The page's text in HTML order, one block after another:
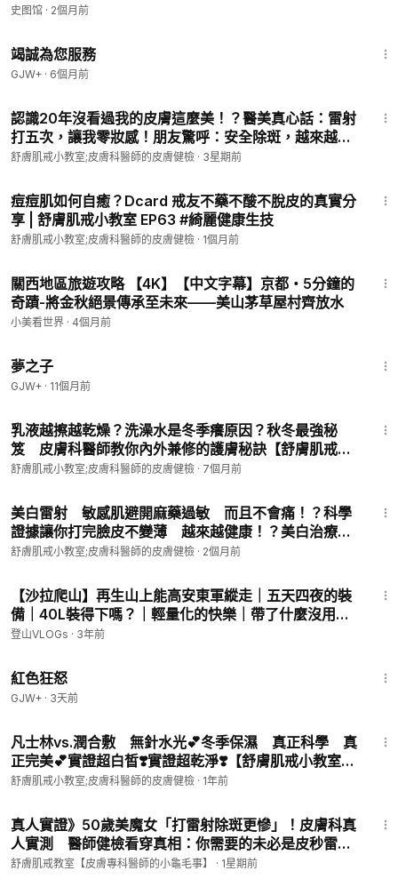
室EP7】
凡士林第二集：
• 凡士林與馬油的驚人效果！皮膚專科醫師：揭秘與迷思大解
析！【舒膚肌戒小教室E...
凡士林第三集：
分鐘 科學理性✨顯...
同場加映：【脂漏脂溢患者保養油選擇指南 This is the Best
• 脂漏脂溢患者使用保養油就會自癒！？全世界最好的護理油選
擇指南 This i... 】
發現新大陸？看這裡！
• 肌膚監測細細講（二）談外用食用油與青春痘！ Seborrhea
and a... 重建你對皮膚科學的信心！
-
為確保監測判讀品質，肌膚監測與門診均採全預約制，請隨時聯
專人預約排程並監測肌膚。每位戒友皆有專屬個案師；隨時預
約，隨時監測，立即判讀。
預約採電話預約；或加入Line與微信或電報戒友群，臉書群；亦
📌極緻皮膚專科診所
綺麗健康生技官方LINE帳號：https://lin.ee/kbQ67DP
微信WECHAT：abskintw123 或 ComfortSkinKing
電話：02-27500066
📌門診預約時段：
（週一）13:00~17:00
史图馆 · 2個月前
竭誠為您服務
GJW+ · 6個月前
認識20年沒看過我的皮膚這麼美！？醫美真心話：雷射
打五次，讓我零妝感！朋友驚呼：安全除斑，越來越
美，絕不踩雷！【舒膚肌戒小教室EP88】#綺麗健康生
舒膚肌戒小教室;皮膚科醫師的皮膚健檢 · 3星期前
痘痘肌如何自癒？Dcard 戒友不藥不酸不脫皮的真實分
享 | 舒膚肌戒小教室 EP63 #綺麗健康生技
舒膚肌戒小教室;皮膚科醫師的皮膚健檢 · 1個月前
關西地區旅遊攻略 【4K】【中文字幕】京都・5分鐘的
奇蹟-將金秋絕景傳承至未來——美山茅草屋村齊放水
小美看世界 · 4個月前
夢之子
GJW+ · 11個月前
乳液越擦越乾燥？洗澡水是冬季癢原因？秋冬最強秘
笈 皮膚科醫師教你內外兼修的護膚秘訣【舒膚肌戒小
教室EP57】 Hand-On Tips To Beautify Skin
舒膚肌戒小教室;皮膚科醫師的皮膚健檢 · 7個月前
美白雷射 敏感肌避開麻藥過敏 而且不會痛！？科學
證據讓你打完臉皮不變薄 越來越健康！？美白治療前
你必須知道的細節，完美找回透亮媽生肌！【舒膚肌戒
舒膚肌戒小教室;皮膚科醫師的皮膚健檢 · 2個月前
【沙拉爬山】再生山上能高安東軍縱走｜五天四夜的裝
備｜40L裝得下嗎？｜輕量化的快樂｜帶了什麼沒用到
的東西？｜Hanchor Tufa 40L
登山VLOGs · 3年前
紅色狂怒
GJW+ · 3天前
凡士林vs.潤合敷 無針水光💕冬季保濕 真正科學 真
正完美💕實證超白皙❣️實證超乾淨❣️【舒膚肌戒小教室
EP61】THE #1 MISTAKE of WINTER CARE!（Multi.
舒膚肌戒小教室;皮膚科醫師的皮膚健檢 · 1年前
真人實證》50歲美魔女「打雷射除斑更慘」！皮膚科真
人實測 醫師健檢看穿真相：你需要的未必是皮秒雷
射？！【舒膚肌戒小教室EP77】#綺麗健康生技 #醫美
舒膚肌戒教室【皮膚專科醫師的小龜毛事】 · 1星期前